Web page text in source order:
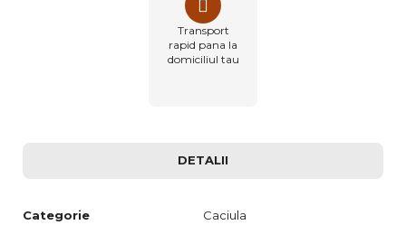
Transport
rapid pana la
domiciliul tau
DETALII
Categorie Caciula